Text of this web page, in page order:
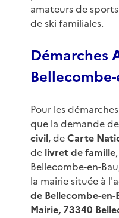
amateurs de
de ski familiales.
Démarches
Bellecombe-
Pour les
que la demande de
civil, deCarte
de livret de famille
Bellecombe-en-
la mairie située à
de Bellecombe-en-
Mairie, 73340